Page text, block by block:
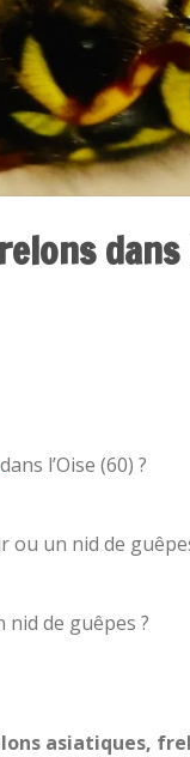
dans
dans l’Oise (60) ?
ou un nid de
de guêpes ?
asiatiques,